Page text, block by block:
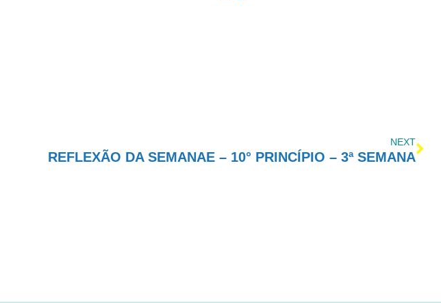
NEXT
REFLEXÃO DA SEMANAE – 10° PRINCÍPIO – 3ª SEMANA